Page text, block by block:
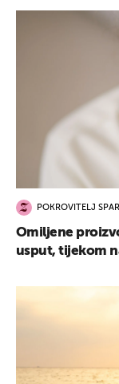
POKROVITELJ
Omiljene
usput, tijekom